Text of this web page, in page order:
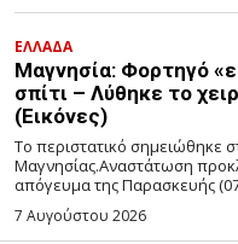
ΕΛΛΑΔΑ
Μαγνησία: Φορτηγό
σπίτι – Λύθηκε το
(Εικόνες)
Το περιστατικό σημειώθηκε
Μαγνησίας.Αναστάτωση
απόγευμα της Παρασκευής
7 Αυγούστου 2026